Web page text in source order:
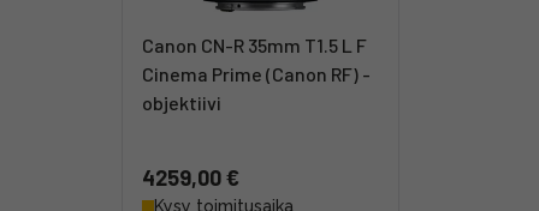
Canon CN-R 35mm T1.5 L F
Cinema Prime (Canon RF) -
objektiivi
4259,00 €
Kysy toimitusaika